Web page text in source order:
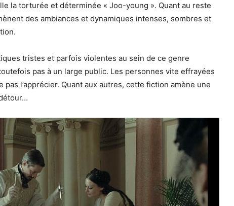
la torturée et déterminée « Joo-young ». Quant au reste
des ambiances et dynamiques intenses, sombres et
tristes et parfois violentes au sein de ce genre
pas à un large public. Les personnes vite effrayées
l’apprécier. Quant aux autres, cette fiction amène une